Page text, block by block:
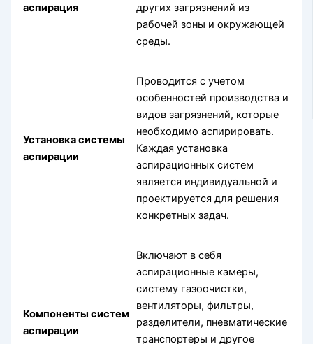
аспирация
других загрязнений из
рабочей зоны и окружающей
среды.
Установка системы
аспирации
Проводится с учетом
особенностей производства и
видов загрязнений, которые
необходимо аспирировать.
Каждая установка
аспирационных систем
является индивидуальной и
проектируется для решения
конкретных задач.
Компоненты систем
аспирации
Включают в себя
аспирационные камеры,
систему газоочистки,
вентиляторы, фильтры,
разделители, пневматические
транспортеры и другое